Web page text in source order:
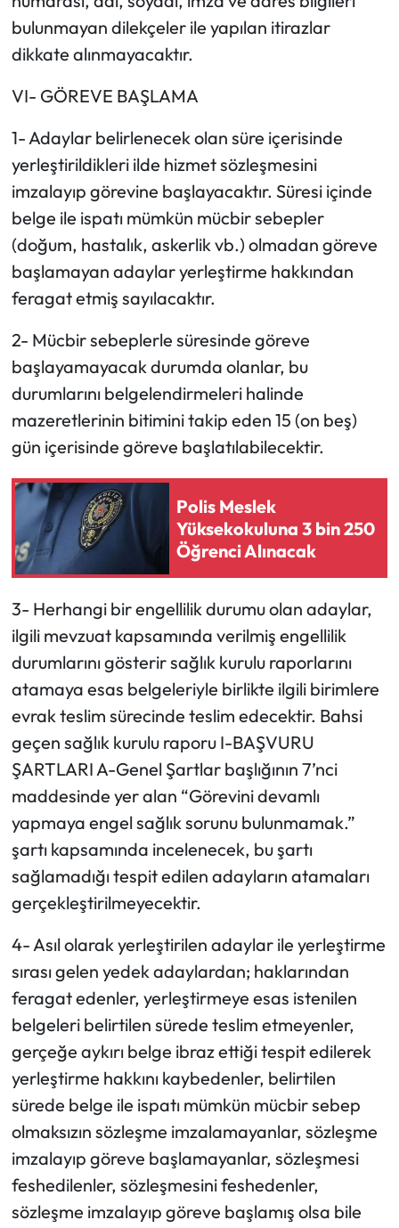
bulunmayan dilekçeler ile yapılan itirazlar
dikkate alınmayacaktır.
VI- GÖREVE BAŞLAMA
1- Adaylar belirlenecek olan süre içerisinde
yerleştirildikleri ilde hizmet sözleşmesini
imzalayıp görevine başlayacaktır. Süresi içinde
belge ile ispatı mümkün mücbir sebepler
(doğum, hastalık, askerlik vb.) olmadan göreve
başlamayan adaylar yerleştirme hakkından
feragat etmiş sayılacaktır.
2- Mücbir sebeplerle süresinde göreve
başlayamayacak durumda olanlar, bu
durumlarını belgelendirmeleri halinde
mazeretlerinin bitimini takip eden 15 (on beş)
gün içerisinde göreve başlatılabilecektir.
Polis Meslek
Yüksekokuluna 3 bin 250
Öğrenci Alınacak
3- Herhangi bir engellilik durumu olan adaylar,
ilgili mevzuat kapsamında verilmiş engellilik
durumlarını gösterir sağlık kurulu raporlarını
atamaya esas belgeleriyle birlikte ilgili birimlere
evrak teslim sürecinde teslim edecektir. Bahsi
geçen sağlık kurulu raporu I-BAŞVURU
ŞARTLARI A-Genel Şartlar başlığının 7’nci
maddesinde yer alan “Görevini devamlı
yapmaya engel sağlık sorunu bulunmamak.”
şartı kapsamında incelenecek, bu şartı
sağlamadığı tespit edilen adayların atamaları
gerçekleştirilmeyecektir.
4- Asıl olarak yerleştirilen adaylar ile yerleştirme
sırası gelen yedek adaylardan; haklarından
feragat edenler, yerleştirmeye esas istenilen
belgeleri belirtilen sürede teslim etmeyenler,
gerçeğe aykırı belge ibraz ettiği tespit edilerek
yerleştirme hakkını kaybedenler, belirtilen
sürede belge ile ispatı mümkün mücbir sebep
olmaksızın sözleşme imzalamayanlar, sözleşme
imzalayıp göreve başlamayanlar, sözleşmesi
feshedilenler, sözleşmesini feshedenler,
sözleşme imzalayıp göreve başlamış olsa bile